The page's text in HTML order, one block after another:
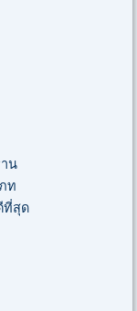
น
ท
ที่สุด